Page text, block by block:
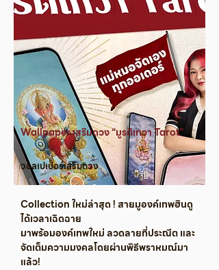
Wallpaper เสริมดวง “มูรติเทวา Tarot”
วอลเปเปอร์เสริมดวง
Collection ใหม่ล่าสุด ! สายมูองค์เทพฮินดู
ได้เวลาเฉิดฉาย
มาพร้อมองค์เทพใหม่ ลวดลายที่ประณีต และ
จัดเต็มความมงคลโดยผ่านพิธีพราหมณ์มา
แล้ว!